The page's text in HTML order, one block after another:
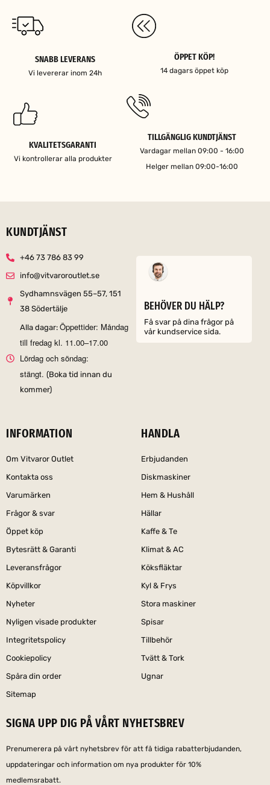
SNABB LEVERANS
Vi levererar inom 24h
ÖPPET KÖP!
14 dagars öppet köp
KVALITETSGARANTI
Vi kontrollerar alla produkter
TILLGÄNGLIG KUNDTJÄNST
Vardagar mellan 09:00 - 16:00
Helger mellan 09:00-16:00
KUNDTJÄNST
+46 73 786 83 99
info@vitvaroroutlet.se
Sydhamnsvägen 55–57, 151
38 Södertälje
Alla dagar: Öppettider: Måndag
till fredag kl. 11.00–17.00
Lördag och söndag:
stängt. (Boka tid innan du
kommer)
BEHÖVER DU HÄLP?
Få svar på dina frågor på
vår kundservice sida.
INFORMATION
Om Vitvaror Outlet
Kontakta oss
Varumärken
Frågor & svar
Öppet köp
Bytesrätt & Garanti
Leveransfrågor
Köpvillkor
Nyheter
Nyligen visade produkter
Integritetspolicy
Cookiepolicy
Spåra din order
Sitemap
HANDLA
Erbjudanden
Diskmaskiner
Hem & Hushåll
Hällar
Kaffe & Te
Klimat & AC
Köksfläktar
Kyl & Frys
Stora maskiner
Spisar
Tillbehör
Tvätt & Tork
Ugnar
SIGNA UPP DIG PÅ VÅRT NYHETSBREV
Prenumerera på vårt nyhetsbrev för att få tidiga rabatterbjudanden,
uppdateringar och information om nya produkter för 10%
medlemsrabatt.